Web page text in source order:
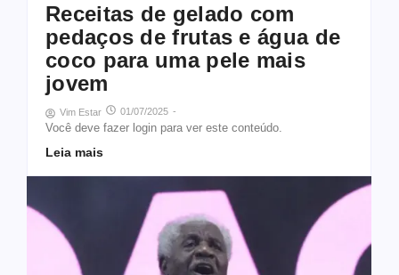
Receitas de gelado com
pedaços de frutas e água de
coco para uma pele mais
jovem
Vim Estar 01/07/2025 -
Você deve fazer login para ver este conteúdo.
Leia mais